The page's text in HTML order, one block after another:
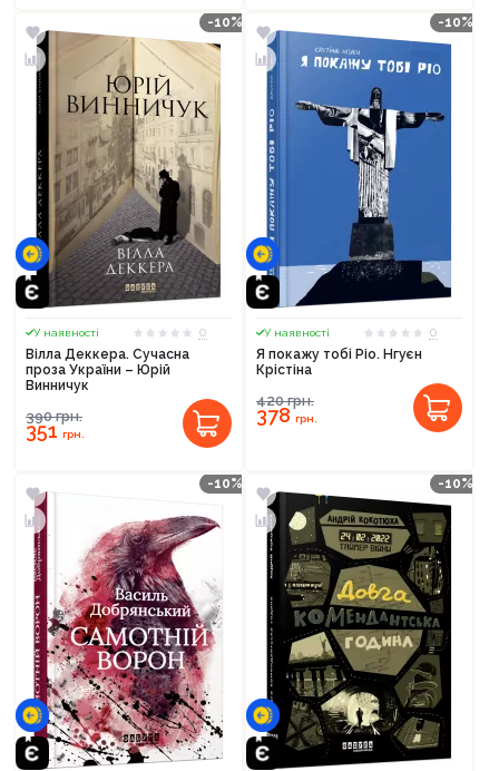
-10%
У наявності
0
Вілла Деккера. Сучасна
проза України – Юрій
Винничук
390грн.
351грн.
-10%
У наявності
0
Я покажу тобі Ріо. Нгуєн
Крістіна
420грн.
378грн.
-10% -10%